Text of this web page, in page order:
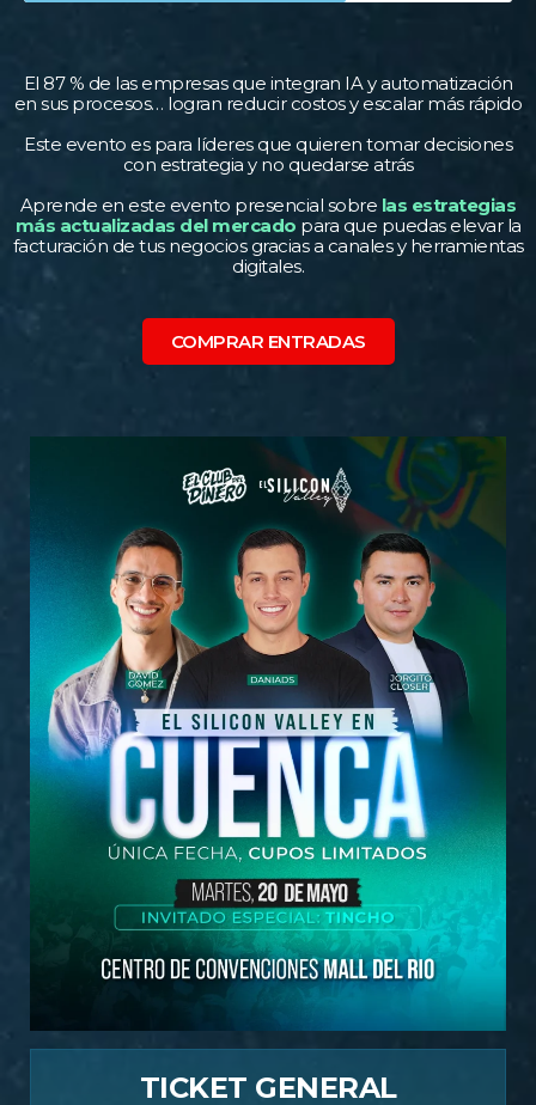
El 87 % de las empresas que integran IA y automatización
en sus procesos… logran reducir costos y escalar más rápido
Este evento es para líderes que quieren tomar decisiones
con estrategia y no quedarse atrás
Aprende en este evento presencial sobre las estrategias
más actualizadas del mercado para que puedas elevar la
facturación de tus negocios gracias a canales y herramientas
digitales.
COMPRAR ENTRADAS
TICKET GENERAL